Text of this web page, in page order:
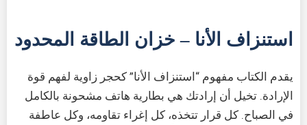
استنزاف الأنا – خزان الطاقة المحدود
يقدم الكتاب مفهوم “استنزاف الأنا” كحجر زاوية لفهم قوة
الإرادة. تخيل أن إرادتك هي بطارية هاتف مشحونة بالكامل
في الصباح. كل قرار تتخذه، كل إغراء تقاومه، وكل عاطفة